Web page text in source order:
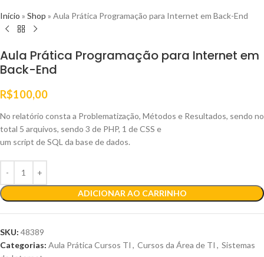
Início » Shop » Aula Prática Programação para Internet em Back-End
Aula Prática Programação para Internet em
Back-End
R$100,00
No relatório consta a Problematização, Métodos e Resultados, sendo no
total 5 arquivos, sendo 3 de PHP, 1 de CSS e
um script de SQL da base de dados.
ADICIONAR AO CARRINHO
SKU: 48389
Categorias: Aula Prática Cursos TI , Cursos da Área de TI , Sistemas